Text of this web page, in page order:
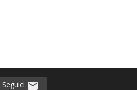
Seguici